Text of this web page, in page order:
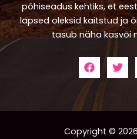
põhiseadus kehtiks, et
lapsed oleksid kaitstud ja
tasub näha kasvõi
Copyright ©